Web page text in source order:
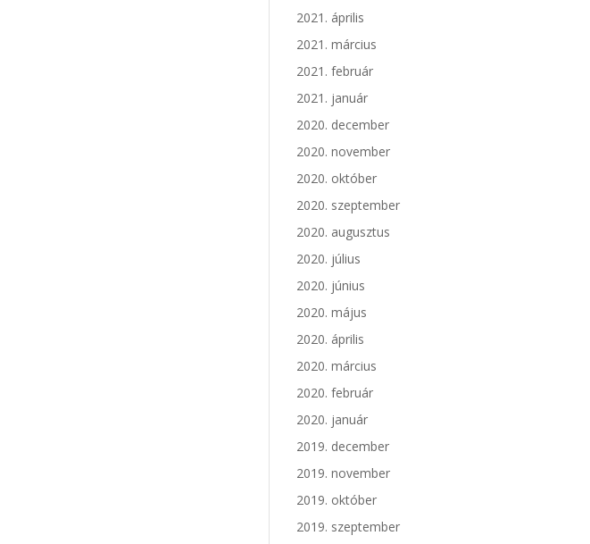
2021. április
2021. március
2021. február
2021. január
2020. december
2020. november
2020. október
2020. szeptember
2020. augusztus
2020. július
2020. június
2020. május
2020. április
2020. március
2020. február
2020. január
2019. december
2019. november
2019. október
2019. szeptember